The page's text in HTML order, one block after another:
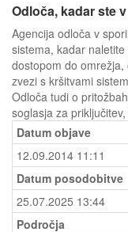
Odloča, kadar ste
Agencija odloča v
sistema, kadar
dostopom do
zvezi s kršitvami
Odloča tudi o
soglasja za
Datum objave
12.09.2014 11:11
Datum posodobitve
25.07.2025 13:44
Področja